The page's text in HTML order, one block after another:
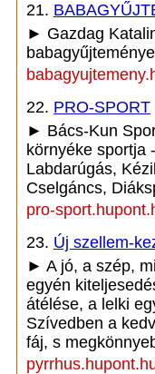
21.
► Gazdag
22. PRO-SPORT
► Bács-Kun
környéke sportja
Labdarúgás,
Cselgáncs,
pro-
23. Új szellem-
► A jó, a szép,
egyén
átélése, a lelki
Szívedben a
fáj, s